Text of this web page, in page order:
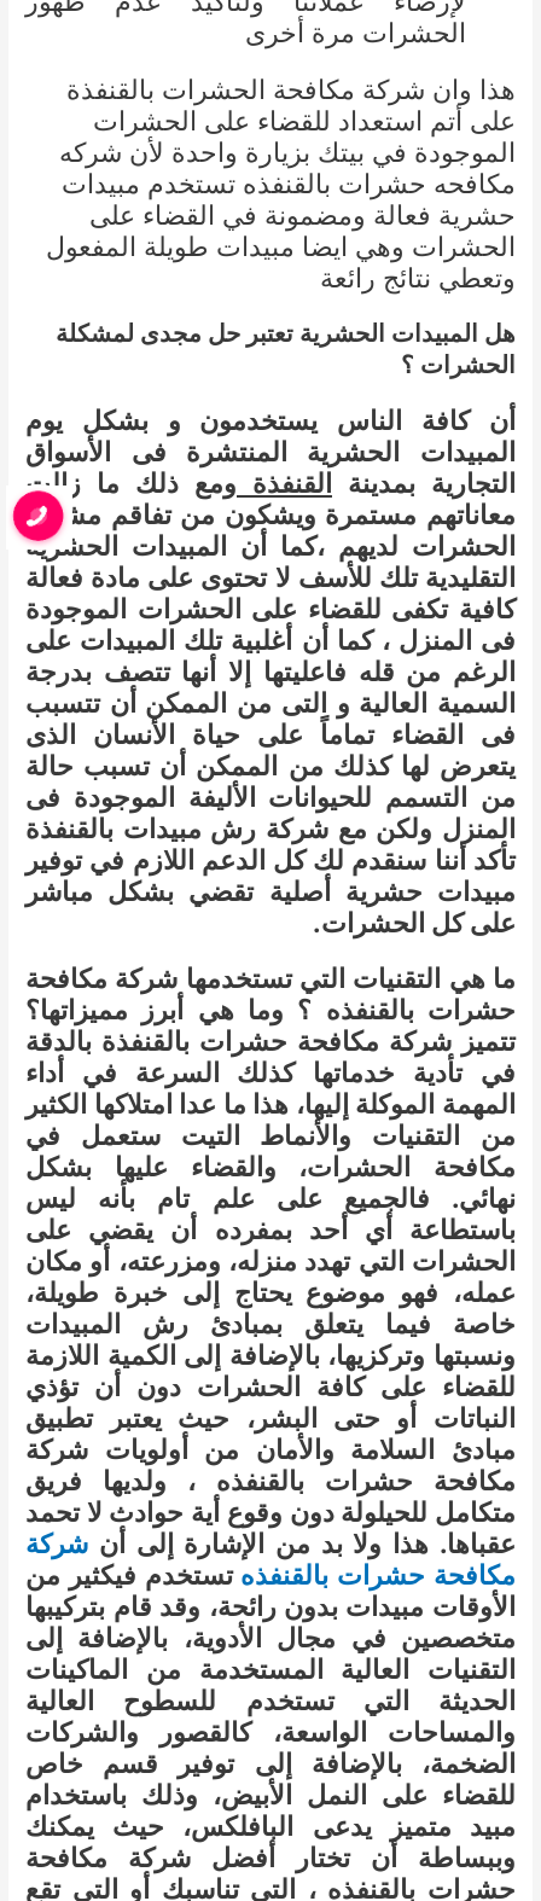
الحشرات مرة أخرى
هذا وان شركة مكافحة الحشرات بالقنفذة
على أتم استعداد للقضاء على الحشرات
الموجودة في بيتك بزيارة واحدة لأن شركه
مكافحه حشرات بالقنفذه تستخدم مبيدات
حشرية فعالة ومضمونة في القضاء على
الحشرات وهي ايضا مبيدات طويلة المفعول
وتعطي نتائج رائعة
هل المبيدات الحشرية تعتبر حل مجدى لمشكلة
الحشرات ؟
أن كافة الناس يستخدمون و بشكل يوم
المبيدات الحشرية المنتشرة فى الأسواق
التجارية بمدينة القنفذة ومع ذلك ما زالت
معاناتهم مستمرة ويشكون من تفاقم مشكلة
الحشرات لديهم ،كما أن المبيدات الحشرية
التقليدية تلك للأسف لا تحتوى على مادة فعالة
كافية تكفى للقضاء على الحشرات الموجودة
فى المنزل ، كما أن أغلبية تلك المبيدات على
الرغم من قله فاعليتها إلا أنها تتصف بدرجة
السمية العالية و التى من الممكن أن تتسبب
فى القضاء تماماً على حياة الأنسان الذى
يتعرض لها كذلك من الممكن أن تسبب حالة
من التسمم للحيوانات الأليفة الموجودة فى
المنزل ولكن مع شركة رش مبيدات بالقنفذة
تأكد أننا سنقدم لك كل الدعم اللازم في توفير
مبيدات حشرية أصلية تقضي بشكل مباشر
على كل الحشرات.
ما هي التقنيات التي تستخدمها شركة مكافحة
حشرات بالقنفذه ؟ وما هي أبرز مميزاتها؟
تتميز شركة مكافحة حشرات بالقنفذة بالدقة
في تأدية خدماتها كذلك السرعة في أداء
المهمة الموكلة إليها، هذا ما عدا امتلاكها الكثير
من التقنيات والأنماط التيت ستعمل في
مكافحة الحشرات، والقضاء عليها بشكل
نهائي. فالجميع على علم تام بأنه ليس
باستطاعة أي أحد بمفرده أن يقضي على
الحشرات التي تهدد منزله، ومزرعته، أو مكان
عمله، فهو موضوع يحتاج إلى خبرة طويلة،
خاصة فيما يتعلق بمبادئ رش المبيدات
ونسبتها وتركزيها، بالإضافة إلى الكمية اللازمة
للقضاء على كافة الحشرات دون أن تؤذي
النباتات أو حتى البشر، حيث يعتبر تطبيق
مبادئ السلامة والأمان من أولويات شركة
مكافحة حشرات بالقنفذه ، ولديها فريق
متكامل للحيلولة دون وقوع أية حوادث لا تحمد
عقباها. هذا ولا بد من الإشارة إلى أن شركة
مكافحة حشرات بالقنفذه تستخدم فيكثير من
الأوقات مبيدات بدون رائحة، وقد قام بتركيبها
متخصصين في مجال الأدوية، بالإضافة إلى
التقنيات العالية المستخدمة من الماكينات
الحديثة التي تستخدم للسطوح العالية
والمساحات الواسعة، كالقصور والشركات
الضخمة، بالإضافة إلى توفير قسم خاص
للقضاء على النمل الأبيض، وذلك باستخدام
مبيد متميز يدعى البافلكس، حيث يمكنك
وببساطة أن تختار أفضل شركة مكافحة
حشرات بالقنفذه ، التي تناسبك أو التي تقع